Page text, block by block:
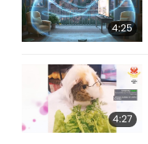
30
4:25
4:27